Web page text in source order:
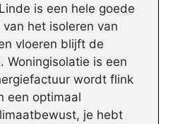
is een hele goede
het isoleren van
vloeren blijft de
Woningisolatie is een
wordt flink
een optimaal
je hebt